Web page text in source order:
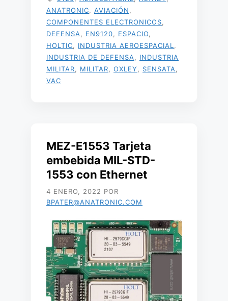
ANATRONIC
AVIACIÓN
COMPONENTES ELECTRONICOS
DEFENSA
EN9120 ESPACIO
HOLTIC
INDUSTRIA AEROESPACIAL
INDUSTRIA DE DEFENSA
INDUSTRIA
MILITAR
MILITAR OXLEY SENSATA
VAC
MEZ-E1553 Tarjeta
embebida MIL-STD-
1553 con Ethernet
4 ENERO, 2022 POR
BPATER@ANATRONIC.COM